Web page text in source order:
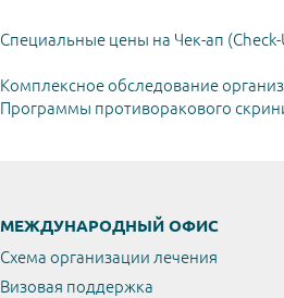
Специальные цены на Чек-ап
Комплексное обследование
Программы противоракового
МЕЖДУНАРОДНЫЙ ОФИС
Схема организации лечения
Визовая поддержка